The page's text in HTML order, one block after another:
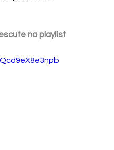
na playlist